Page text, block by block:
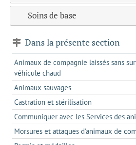
Soins de base
Dans la présente section
Animaux de compagnie laissés sans
véhicule chaud
Animaux sauvages
Castration et stérilisation
Communiquer avec les Services des
Morsures et attaques d'animaux de